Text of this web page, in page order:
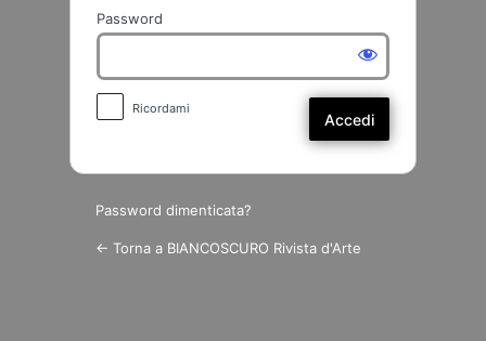
Password
Ricordami
Password dimenticata?
← Torna a BIANCOSCURO Rivista d'Arte